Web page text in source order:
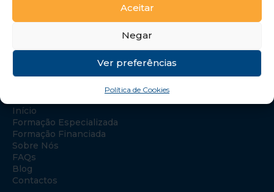
Aceitar
Negar
Ver preferências
Política de Cookies
Início
Formação Especializada
Formação Financiada
Sobre Nós
FAQs
Blog
Contactos